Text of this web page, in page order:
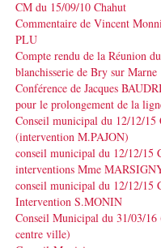
CM du 15/09/10 Chahut
Commentaire de Vincent
PLU
Compte rendu de la Réunion
blanchisserie de Bry sur Marne
Conférence de Jacques
pour le prolongement de la
Conseil municipal du 12/12/15
(intervention M.PAJON)
conseil municipal du 12/12/15
interventions Mme
conseil municipal du 12/12/15
Intervention S.MONIN
Conseil Municipal du 31/03/16
centre ville)